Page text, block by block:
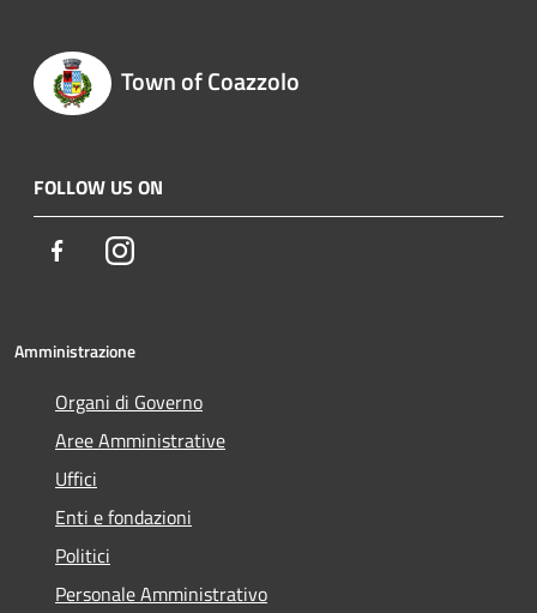
Town of Coazzolo
FOLLOW US ON
FacebookInstagram
Amministrazione
Organi di Governo
Aree Amministrative
Uffici
Enti e fondazioni
Politici
Personale Amministrativo